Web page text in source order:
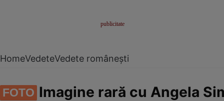
HomeVedeteVedete românești
FOTO Imagine rară cu Angela